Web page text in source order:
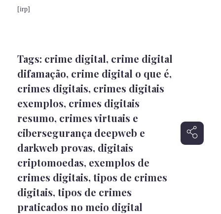
[irp]
Tags: crime digital, crime digital
difamação, crime digital o que é,
crimes digitais, crimes digitais
exemplos, crimes digitais
resumo, crimes virtuais e
cibersegurança deepweb e
darkweb provas, digitais
criptomoedas, exemplos de
crimes digitais, tipos de crimes
digitais, tipos de crimes
praticados no meio digital